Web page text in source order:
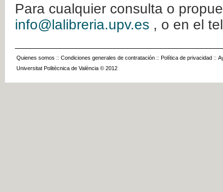
Para cualquier consulta o
info@lalibreria.upv.es , o en el
Quienes somos :: Condiciones generales de contratación :: Política de privacidad ::
Universitat Politècnica de València © 2012